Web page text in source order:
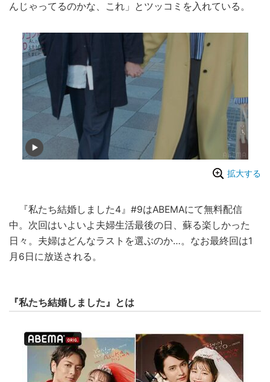
んじゃってるのかな、これ」とツッコミを入れている。
拡大する
『私たち結婚しました4』#9はABEMAにて無料配信
中。次回はいよいよ夫婦生活最後の日、蘇る楽しかった
日々。夫婦はどんなラストを選ぶのか…。なお最終回は1
月6日に放送される。
『私たち結婚しました』とは